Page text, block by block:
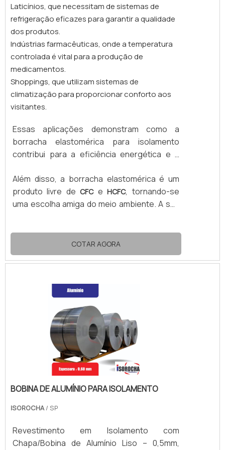
locais úmidos, etc.). Esse tipo de
revestimento é recomendado para:
Isolamento de tubulações e caldeiras;
Revestimento de tanques e dutos;
Ambientes industriais, alimentícios e
petroquímicos. Além do visual limpo e
profissional, o alumínio também possui
propriedades refletivo isolamento de
sistemas de água gelada, split,VRF
, chillers e
linhas de amônia. Já as mantas em borracha
elastomérica, que podem ser encontradas
são ideais para revestimento de tanques,
dutos de ar, caixas de ventilação e sistemas
de aquecimento e refrigeração.
Laticínios, que necessitam de sistemas de
refrigeração eficazes para garantir a qualidade
dos produtos.
Indústrias farmacêuticas, onde a temperatura
controlada é vital para a produção de
medicamentos.
Shoppings, que utilizam sistemas de
climatização para proporcionar conforto aos
visitantes.
Essas aplicações demonstram como a
borracha elastomérica para isolamento
contribui para a eficiência energética e a
desse material não apenas previne a
condensação e a formação de gotículas,
mas também reduz as perdas térmicas,
Além disso, a borracha elastomérica é um
produto livre de CFCe HCFC, tornando-se
uma escolha amiga do meio ambiente. A sua
uma solução ideal para sistemas de baixa
temperatura. Portanto, ao optar pela
borracha elastomérica para isolamento, os
apenas a eficiência de seus sistemas, mas
também a sustentabilidade de suas
operações.
COTAR AGORA
BOBINA DE ALUMÍNIO PARA ISOLAMENTO
ISOROCHA/ SP
Revestimento em Isolamento com
Chapa/Bobina de Alumínio Liso – 0,5mm,